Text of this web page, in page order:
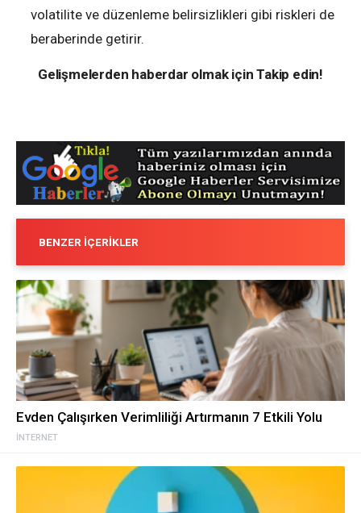
volatilite ve düzenleme belirsizlikleri gibi riskleri de
beraberinde getirir.
Gelişmelerden haberdar olmak için Takip edin!
BENZER İÇERIKLER
İNTERNET
Evden Çalışırken Verimliliği Artırmanın 7 Etkili Yolu